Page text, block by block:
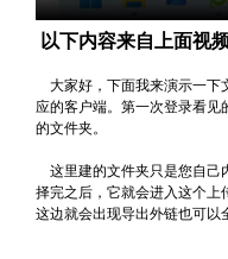
以下内容来自上面视
大家好，下面我来演示一下
应的客户端。第一次登录看见
的文件夹。
这里建的文件夹只是您自己
择完之后，它就会进入这个上
这边就会出现导出外链也可以